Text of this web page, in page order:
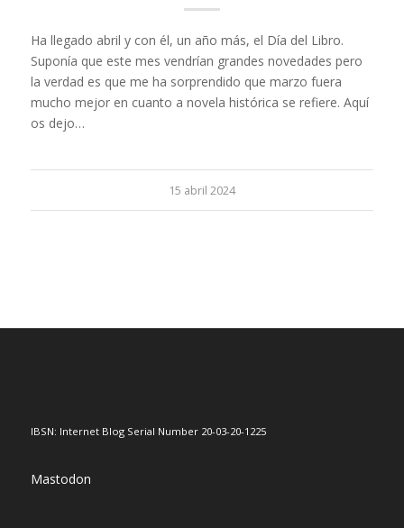
Ha llegado abril y con él, un año más, el Día del Libro.
Suponía que este mes vendrían grandes novedades pero
la verdad es que me ha sorprendido que marzo fuera
mucho mejor en cuanto a novela histórica se refiere. Aquí
os dejo…
15 abril 2024
IBSN: Internet Blog Serial Number 20-03-20-1225
Mastodon